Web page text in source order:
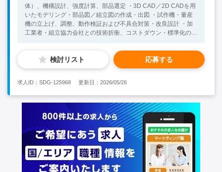
体）、機構設計、強度計算、部品選定 ・3D CAD／2D CADを用
いたモデリング・部品図／組立図の作成・出図 ・試作機・量産
機の立上げ、調整、動作検証および不具合対策・改良設計 ・加
工業者・組立協力会社との技術折衝、コストダウン・標準化の推
性を考慮した設計 ・プロジェクトリーダーとしての工程管理、
若手設計者の技術指導・レビュー 【組織】 全体：全体30名（タ
イ人：28名、日本人：2名） 部下：5名（タイ人） レポート：日
タッフ1名（通訳）がいます 【必須要件】 ・製造業界での機械
設計経験をお持ちの方 ・3D CAD／2D CADでの設計業務経験
【歓迎要件】 ・関連学部の卒業 ・タイにて長期的に働く意欲の
ある方 ・FA業界での機械設計経験をお持ちの方
検討リスト 応募する
求人ID：SDG-125968 更新日：2026/05/26